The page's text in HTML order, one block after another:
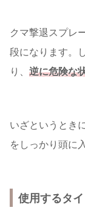
クマ撃退スプレ
段になります。
り、 逆に危険な
いざというとき
をしっかり頭に
使用するタ